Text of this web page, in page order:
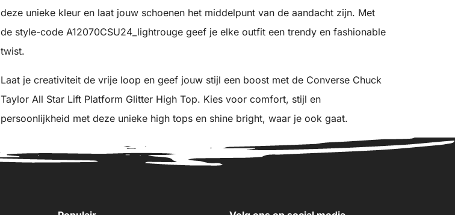
deze unieke kleur en laat jouw schoenen het middelpunt van de aandacht zijn. Met
de style-code A12070CSU24_lightrouge geef je elke outfit een trendy en fashionable
twist.
Laat je creativiteit de vrije loop en geef jouw stijl een boost met de Converse Chuck
Taylor All Star Lift Platform Glitter High Top. Kies voor comfort, stijl en
persoonlijkheid met deze unieke high tops en shine bright, waar je ook gaat.